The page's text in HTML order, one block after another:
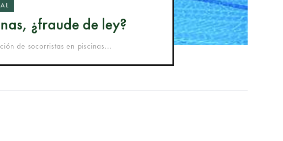
¿fraude de ley?
de socorristas en piscinas...